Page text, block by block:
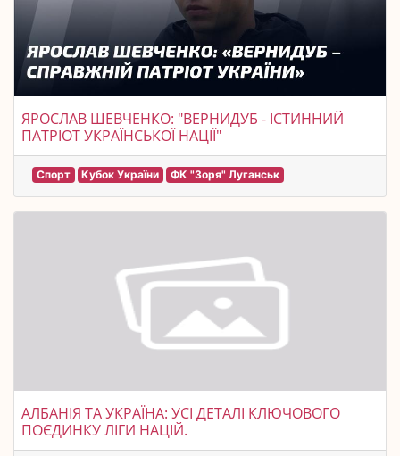
ЯРОСЛАВ ШЕВЧЕНКО: "ВЕРНИДУБ - ІСТИННИЙ
ПАТРІОТ УКРАЇНСЬКОЇ НАЦІЇ"
Спорт Кубок України ФК "Зоря" Луганськ
АЛБАНІЯ ТА УКРАЇНА: УСІ ДЕТАЛІ КЛЮЧОВОГО
ПОЄДИНКУ ЛІГИ НАЦІЙ.